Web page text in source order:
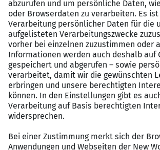
Erfahrung in der Bedienung und
Maschinen, idealerweise im
& Manufacturing.
Grundkenntnisse in der
Elektrotechnik.
Technisches Verständnis und eine
lösungsorientierte Arbeitsweise.
Bereitschaft zur Arbeit im 3-
Genaue und